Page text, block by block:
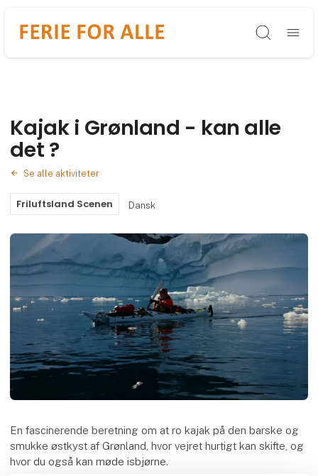
Søg
Kajak i Grønland - kan alle
det ?
Se alle aktiviteter
Friluftsland Scenen Dansk
En fascinerende beretning om at ro kajak på den barske og
smukke østkyst af Grønland, hvor vejret hurtigt kan skifte, og
hvor du også kan møde isbjørne.